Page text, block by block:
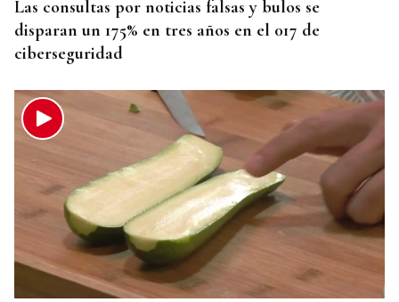
Las consultas por noticias falsas y bulos se
disparan un 175% en tres años en el 017 de
ciberseguridad